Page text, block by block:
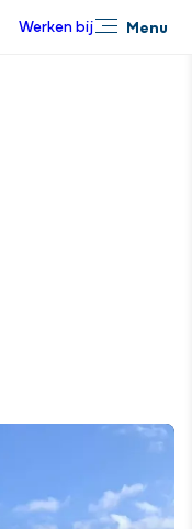
Werken bij Menu
Sluiten